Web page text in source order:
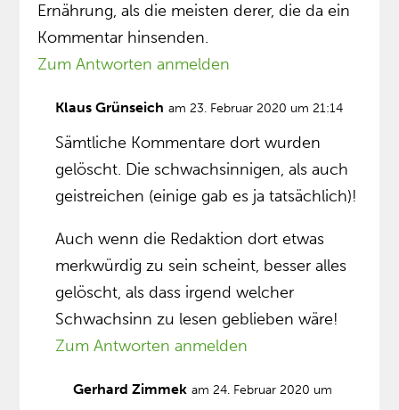
Ernährung, als die meisten derer, die da ein
Kommentar hinsenden.
Zum Antworten anmelden
Klaus Grünseich am 23. Februar 2020 um 21:14
Sämtliche Kommentare dort wurden
gelöscht. Die schwachsinnigen, als auch
geistreichen (einige gab es ja tatsächlich)!
Auch wenn die Redaktion dort etwas
merkwürdig zu sein scheint, besser alles
gelöscht, als dass irgend welcher
Schwachsinn zu lesen geblieben wäre!
Zum Antworten anmelden
Gerhard Zimmek am 24. Februar 2020 um